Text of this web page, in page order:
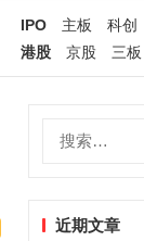
IPO 主板 科创
港股
京股 三板
近期文章